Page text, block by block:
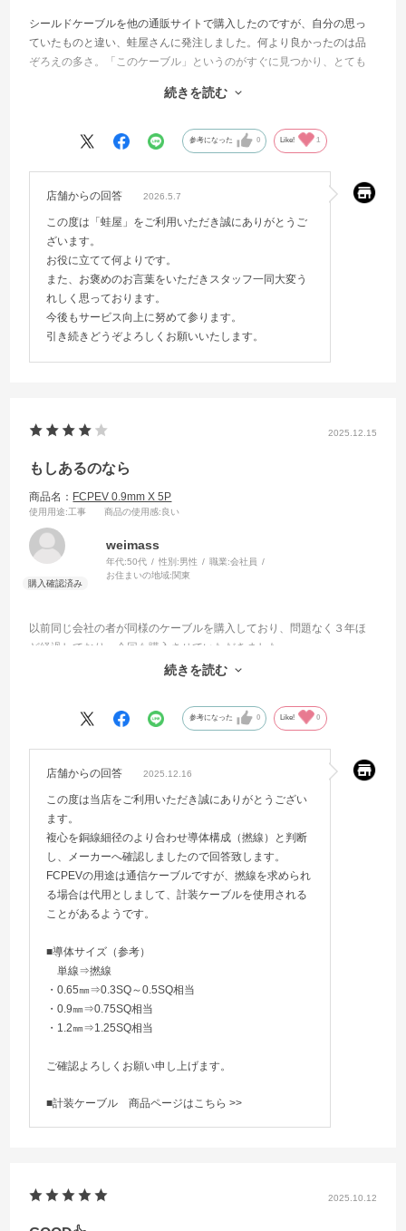
シールドケーブルを他の通販サイトで購入したのですが、自分の思っ
ていたものと違い、蛙屋さんに発注しました。何より良かったのは品
ぞろえの多さ。「このケーブル」というのがすぐに見つかり、とても
ケーブルが必要になったら次は迷わず蛙屋さんで探そうと思いまし
続きを読む
参考になった 0 Like! 1
店舗からの回答 2026.5.7
この度は「蛙屋」をご利用いただき誠にありがとうご
ざいます。
お役に立てて何よりです。
また、お褒めのお言葉をいただきスタッフ一同大変う
れしく思っております。
今後もサービス向上に努めて参ります。
引き続きどうぞよろしくお願いいたします。
2025.12.15
もしあるのなら
商品名： FCPEV 0.9mm X 5P
使用用途:工事 商品の使用感:良い
weimass
年代:50代 性別:男性 職業:会社員
お住まいの地域:関東
以前同じ会社の者が同様のケーブルを購入しており、問題なく３年ほ
ど経過しており、今回も購入させていただきました。
素人でよくわかっていないのですが、線心部が単心でなく複心の商品
続きを読む
参考になった 0 Like! 0
店舗からの回答 2025.12.16
この度は当店をご利用いただき誠にありがとうござい
ます。
複心を銅線細径のより合わせ導体構成（撚線）と判断
し、メーカーへ確認しましたので回答致します。
FCPEVの用途は通信ケーブルですが、撚線を求められ
る場合は代用としまして、計装ケーブルを使用される
ことがあるようです。
■導体サイズ（参考）
単線⇒撚線
・0.65㎜⇒0.3SQ～0.5SQ相当
・0.9㎜⇒0.75SQ相当
・1.2㎜⇒1.25SQ相当
ご確認よろしくお願い申し上げます。
■計装ケーブル 商品ページはこちら >>
2025.10.12